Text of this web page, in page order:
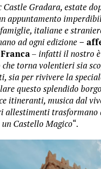
Castle Gradara, estate
appuntamento
italiane e
ad ogni edizione –
– infatti il nostro
torna volentieri sia
sia per rivivere la
questo splendido
itineranti, musica dal
allestimenti trasformano
Castello Magico“.